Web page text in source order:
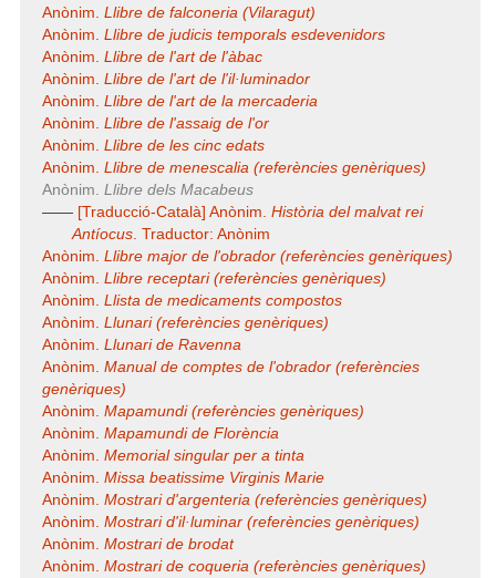
Anònim. Llibre de falconeria (Vilaragut)
Anònim. Llibre de judicis temporals esdevenidors
Anònim. Llibre de l'art de l'àbac
Anònim. Llibre de l'art de l'il·luminador
Anònim. Llibre de l'art de la mercaderia
Anònim. Llibre de l'assaig de l'or
Anònim. Llibre de les cinc edats
Anònim. Llibre de menescalia (referències genèriques)
Anònim. Llibre dels Macabeus
—— [Traducció-Català] Anònim. Història del malvat rei
Antíocus. Traductor: Anònim
Anònim. Llibre major de l'obrador (referències genèriques)
Anònim. Llibre receptari (referències genèriques)
Anònim. Llista de medicaments compostos
Anònim. Llunari (referències genèriques)
Anònim. Llunari de Ravenna
Anònim. Manual de comptes de l'obrador (referències
genèriques)
Anònim. Mapamundi (referències genèriques)
Anònim. Mapamundi de Florència
Anònim. Memorial singular per a tinta
Anònim. Missa beatissime Virginis Marie
Anònim. Mostrari d'argenteria (referències genèriques)
Anònim. Mostrari d'il·luminar (referències genèriques)
Anònim. Mostrari de brodat
Anònim. Mostrari de coqueria (referències genèriques)